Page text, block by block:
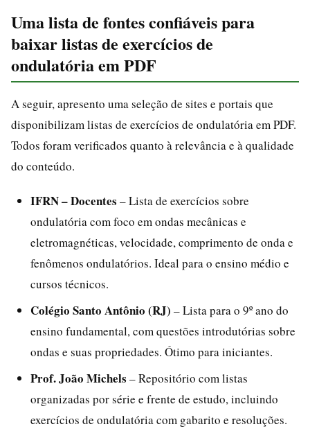
Uma lista de fontes confiáveis para
baixar listas de exercícios de
ondulatória em PDF
A seguir, apresento uma seleção de sites e portais que
disponibilizam listas de exercícios de ondulatória em PDF.
Todos foram verificados quanto à relevância e à qualidade
do conteúdo.
IFRN – Docentes – Lista de exercícios sobre
ondulatória com foco em ondas mecânicas e
eletromagnéticas, velocidade, comprimento de onda e
fenômenos ondulatórios. Ideal para o ensino médio e
cursos técnicos.
Colégio Santo Antônio (RJ) – Lista para o 9º ano do
ensino fundamental, com questões introdutórias sobre
ondas e suas propriedades. Ótimo para iniciantes.
Prof. João Michels – Repositório com listas
organizadas por série e frente de estudo, incluindo
exercícios de ondulatória com gabarito e resoluções.